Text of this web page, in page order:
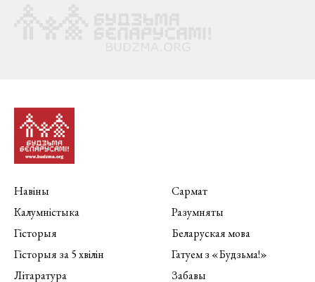
Навіны
Калумністыка
Гісторыя
Гісторыя за 5 хвілін
Літаратура
Сармат
Разумняты
Беларуская мова
Гатуем з «Будзьма!»
Забавы